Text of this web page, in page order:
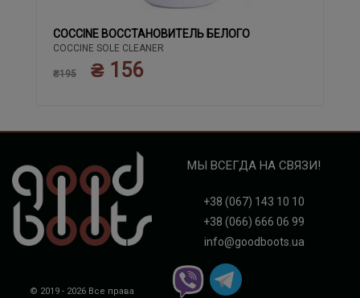
COCCINE ВОССТАНОВИТЕЛЬ БЕЛОГО
COCCINE SOLE CLEANER
₴195 ₴ 156
© 2019 - 2026 Все права
МЫ ВСЕГДА НА СВЯЗИ!
+38 (067) 143 10 10
+38 (066) 666 06 99
info@goodboots.ua